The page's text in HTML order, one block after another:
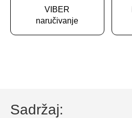
VIBER
naručivanje
Sadržaj: